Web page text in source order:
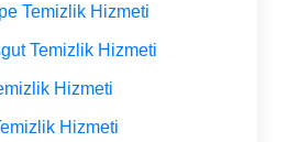
Temizlik Hizmeti
Temizlik Hizmeti
Hizmeti
Hizmeti